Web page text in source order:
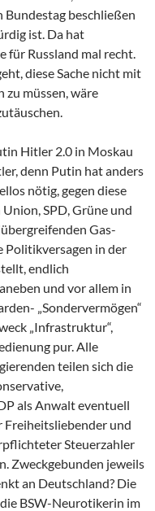
Bundestag beschließen
ist. Da hat
für Russland mal recht.
diese Sache nicht mit
zu müssen, wäre
Hitler 2.0 in Moskau
denn Putin hat anders
nötig, gegen diese
SPD, Grüne und
Gas-
Politikversagen in der
endlich
und vor allem in
„Sondervermögen“
„Infrastruktur“,
pur. Alle
teilen sich die
als Anwalt eventuell
Freiheitsliebender und
Steuerzahler
Zweckgebunden jeweils
an Deutschland? Die
BSW-Neurotikerin im